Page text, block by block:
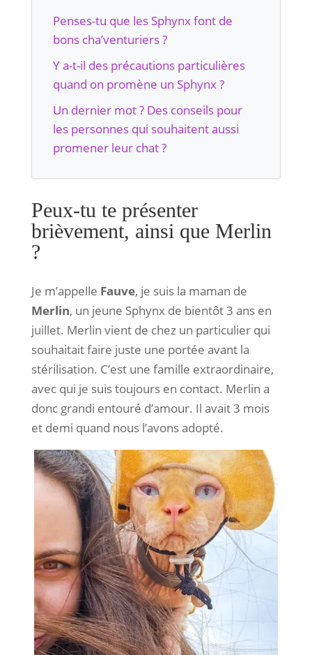
Penses-tu que les Sphynx font de
bons cha’venturiers ?
Y a-t-il des précautions particulières
quand on promène un Sphynx ?
Un dernier mot ? Des conseils pour
les personnes qui souhaitent aussi
promener leur chat ?
Peux-tu te présenter
brièvement, ainsi que Merlin
?
Je m’appelle Fauve, je suis la maman de
Merlin, un jeune Sphynx de bientôt 3 ans en
juillet. Merlin vient de chez un particulier qui
souhaitait faire juste une portée avant la
stérilisation. C’est une famille extraordinaire,
avec qui je suis toujours en contact. Merlin a
donc grandi entouré d’amour. Il avait 3 mois
et demi quand nous l’avons adopté.